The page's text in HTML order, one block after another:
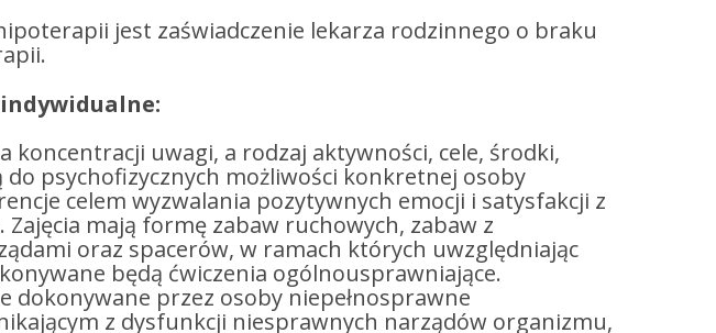
jest zaświadczenie lekarza rodzinnego o braku
koncentracji uwagi, a rodzaj aktywności, cele, środki,
psychofizycznych możliwości konkretnej osoby
celem wyzwalania pozytywnych emocji i satysfakcji z
mają formę zabaw ruchowych, zabaw z
oraz spacerów, w ramach których uwzględniając
będą ćwiczenia ogólnousprawniające.
dokonywane przez osoby niepełnosprawne
z dysfunkcji niesprawnych narządów organizmu,